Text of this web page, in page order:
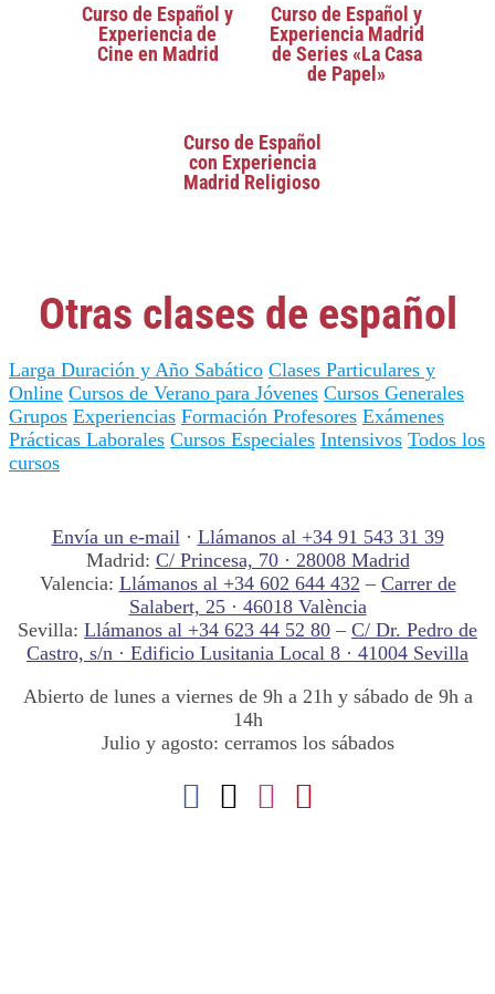
Curso de Español y
Experiencia de
Cine en Madrid
Curso de Español y
Experiencia Madrid
de Series «La Casa
de Papel»
Curso de Español
con Experiencia
Madrid Religioso
Otras clases de español
Larga Duración y Año Sabático Clases Particulares y
Online Cursos de Verano para Jóvenes Cursos Generales
Grupos Experiencias Formación Profesores Exámenes
Prácticas Laborales Cursos Especiales Intensivos Todos los
cursos
Envía un e-mail · Llámanos al +34 91 543 31 39
Madrid: C/ Princesa, 70 · 28008 Madrid
Valencia: Llámanos al +34 602 644 432 – Carrer de
Salabert, 25 · 46018 València
Sevilla: Llámanos al +34 623 44 52 80 – C/ Dr. Pedro de
Castro, s/n · Edificio Lusitania Local 8 · 41004 Sevilla
Abierto de lunes a viernes de 9h a 21h y sábado de 9h a
14h
Julio y agosto: cerramos los sábados